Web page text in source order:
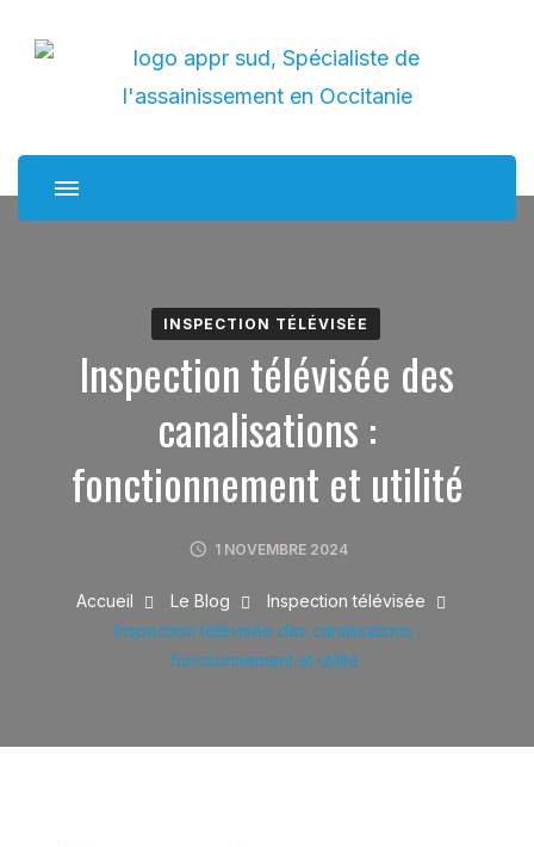
APPR sud
Spécialiste de l'assainissement en Occitanie
INSPECTION TÉLÉVISÉE
Inspection télévisée des
canalisations :
fonctionnement et utilité
1 NOVEMBRE 2024
Accueil Le Blog
Inspection télévisée
Inspection télévisée des canalisations :
fonctionnement et utilité